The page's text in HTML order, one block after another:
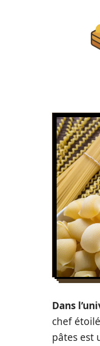
Dans
chef
pâtes est